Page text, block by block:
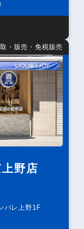
・販売・免税販売
野店
パレ上野1F